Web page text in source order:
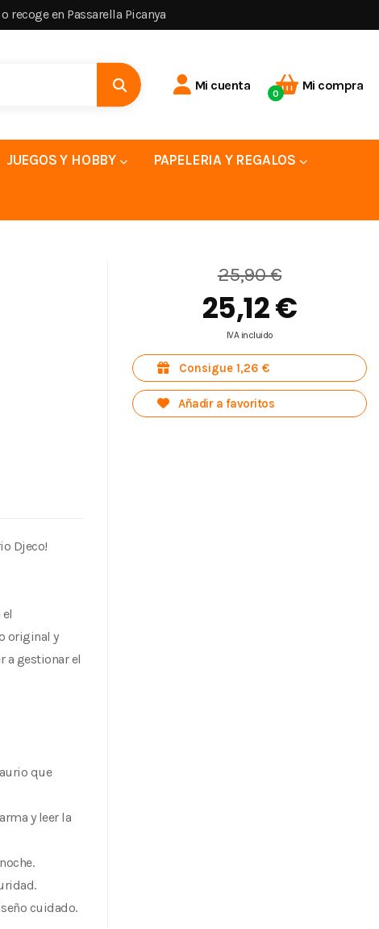
recoge en Passarella Picanya
Mi cuenta Mi compra
0
JUEGOS Y HOBBY PAPELERIA Y REGALOS
Djeco!
original y
a gestionar el
que
y leer la
cuidado.
25,90 €
25,12 €
IVA incluido
Consigue 1,26 €
Añadir a favoritos